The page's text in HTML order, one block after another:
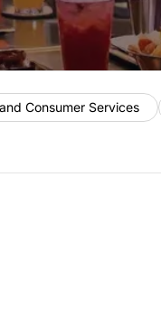
Consumer Services